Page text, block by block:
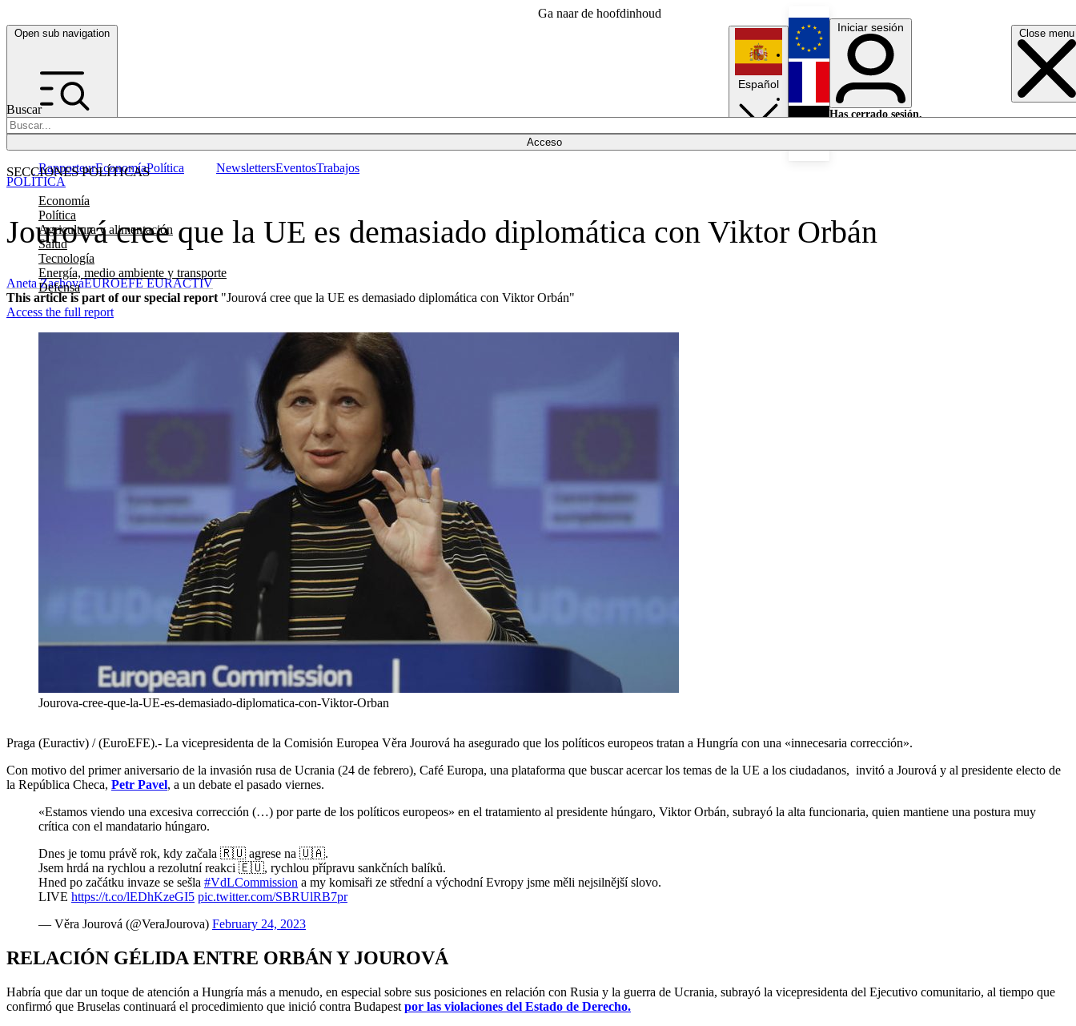
Ga naar de hoofdinhoud
Open sub navigation Close menu
Buscar
Acceso
SECCIONES POLÍTICAS
Economía
Política
Agricultura y alimentación
Salud
Tecnología
Energía, medio ambiente y transporte
Defensa
RapporteurEconomíaPolítica NewslettersEventosTrabajos
Español
English
Français
Iniciar sesión
Has cerrado sesión.
Jourová cree que la UE es demasiado diplomática con Viktor Orbán
POLÍTICA
Aneta ZachováEUROEFE EURACTIV
This article is part of our special report "Jourová cree que la UE es demasiado diplomática con Viktor Orbán"
Access the full report
Jourova-cree-que-la-UE-es-demasiado-diplomatica-con-Viktor-Orban
Praga (Euractiv) / (EuroEFE).- La vicepresidenta de la Comisión Europea Věra Jourová ha asegurado que los políticos europeos tratan a Hungría con una «innecesaria corrección».
Con motivo del primer aniversario de la invasión rusa de Ucrania (24 de febrero), Café Europa, una plataforma que buscar acercar los temas de la UE a los ciudadanos, invitó a Jourová y al presidente electo de
la República Checa, Petr Pavel, a un debate el pasado viernes.
«Estamos viendo una excesiva corrección (…) por parte de los políticos europeos» en el tratamiento al presidente húngaro, Viktor Orbán, subrayó la alta funcionaria, quien mantiene una postura muy
crítica con el mandatario húngaro.
Dnes je tomu právě rok, kdy začala 🇷🇺 agrese na 🇺🇦.
Jsem hrdá na rychlou a rezolutní reakci 🇪🇺, rychlou přípravu sankčních balíků.
Hned po začátku invaze se sešla #VdLCommission a my komisaři ze střední a východní Evropy jsme měli nejsilnější slovo.
LIVE https://t.co/lEDhKzeGI5 pic.twitter.com/SBRUlRB7pr
— Věra Jourová (@VeraJourova) February 24, 2023
RELACIÓN GÉLIDA ENTRE ORBÁN Y JOUROVÁ
Habría que dar un toque de atención a Hungría más a menudo, en especial sobre sus posiciones en relación con Rusia y la guerra de Ucrania, subrayó la vicepresidenta del Ejecutivo comunitario, al tiempo que
confirmó que Bruselas continuará el procedimiento que inició contra Budapest por las violaciones del Estado de Derecho.